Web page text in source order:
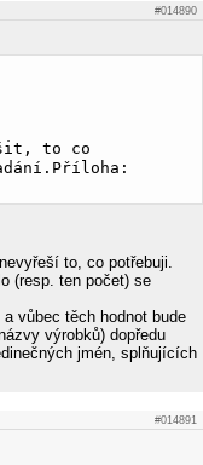
#014890
to co
to, co potřebuji.
(resp. ten počet) se
vůbec těch hodnot bude
výrobků) dopředu
jmén, splňujících
#014891